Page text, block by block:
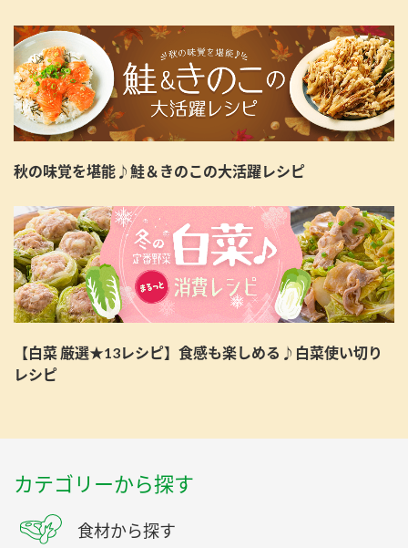
秋の味覚を堪能♪鮭＆きのこの大活躍レシピ
【白菜 厳選★13レシピ】食感も楽しめる♪白菜使い切り
レシピ
カテゴリーから探す
食材から探す